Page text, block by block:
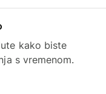
kako biste
s vremenom.